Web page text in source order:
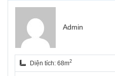
Admin
Diện tích: 68m2